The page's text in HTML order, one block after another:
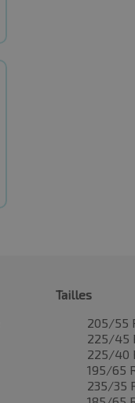
Tailles
205/55
225/45
225/40
195/65
235/35